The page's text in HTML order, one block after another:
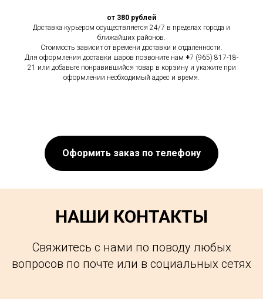
от 380 рублей
Доставка курьером осуществляется 24/7 в пределах города и
ближайших районов.
Стоимость зависит от времени доставки и отдаленности.
Для оформления доставки шаров позвоните нам +7 (965) 817-18-
21 или добавьте понравившийся товар в корзину и укажите при
оформлении необходимый адрес и время.
Оформить заказ по телефону
НАШИ КОНТАКТЫ
Свяжитесь с нами по поводу любых
вопросов по почте или в социальных сетях